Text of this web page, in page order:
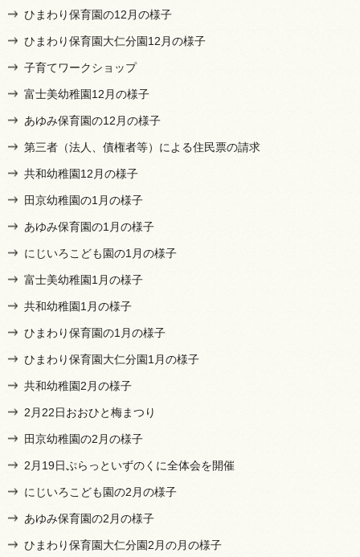
ひまわり保育園の12月の様子
ひまわり保育園大仁分園12月の様子
子育てワークショップ
富士美幼稚園12月の様子
あゆみ保育園の12月の様子
第三者（法人、債権者等）による住民票の請求
共和幼稚園12月の様子
田京幼稚園の1月の様子
あゆみ保育園の1月の様子
にじいろこども園の1月の様子
富士美幼稚園1月の様子
共和幼稚園1月の様子
ひまわり保育園の1月の様子
ひまわり保育園大仁分園1月の様子
共和幼稚園2月の様子
2月22日おおひと梅まつり
田京幼稚園の2月の様子
2月19日ぷらっといずのくに全体会を開催
にじいろこども園の2月の様子
あゆみ保育園の2月の様子
ひまわり保育園大仁分園2月の月の様子